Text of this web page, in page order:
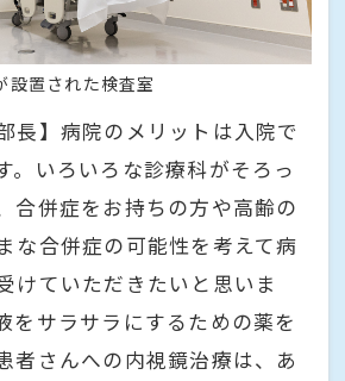
設置された検査室
長】病院のメリットは入院で
。いろいろな診療科がそろっ
合併症をお持ちの方や高齢の
な合併症の可能性を考えて病
けていただきたいと思いま
をサラサラにするための薬を
者さんへの内視鏡治療は、あ